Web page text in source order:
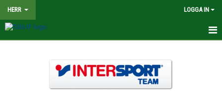
HERR LOGGA IN